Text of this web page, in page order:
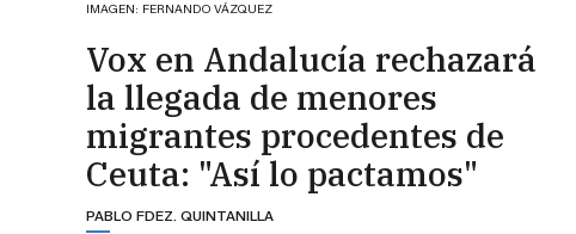
IMAGEN: FERNANDO VÁZQUEZ
Vox en Andalucía rechazará
la llegada de menores
migrantes procedentes de
Ceuta: "Así lo pactamos"
PABLO FDEZ. QUINTANILLA